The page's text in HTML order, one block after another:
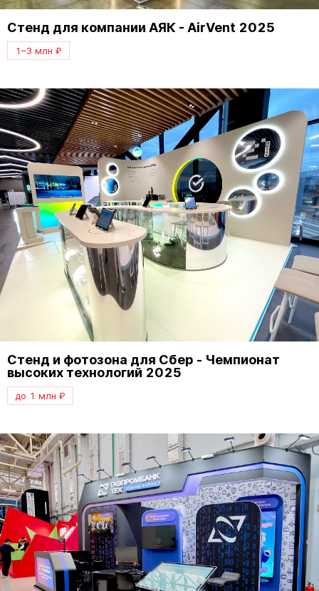
Стенд для компании АЯК - AirVent 2025
1–3 млн ₽
Стенд и фотозона для Сбер - Чемпионат
высоких технологий 2025
до 1 млн ₽